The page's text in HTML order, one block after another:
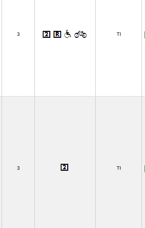
3 TI
3 TI